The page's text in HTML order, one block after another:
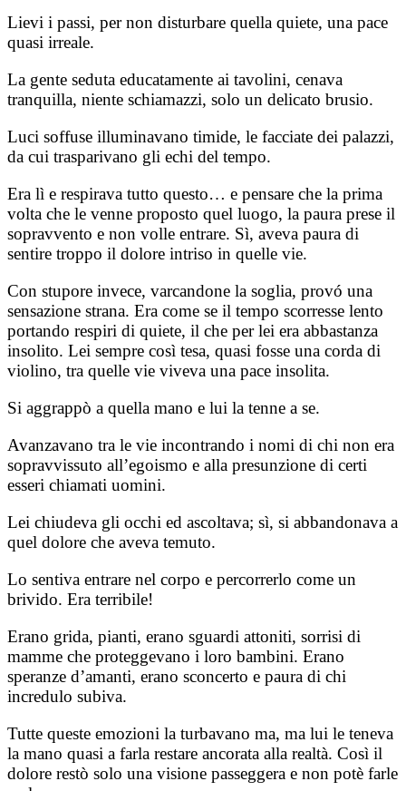
Lievi i passi, per non disturbare quella quiete, una pace
quasi irreale.
La gente seduta educatamente ai tavolini, cenava
tranquilla, niente schiamazzi, solo un delicato brusio.
Luci soffuse illuminavano timide, le facciate dei palazzi,
da cui trasparivano gli echi del tempo.
Era lì e respirava tutto questo… e pensare che la prima
volta che le venne proposto quel luogo, la paura prese il
sopravvento e non volle entrare. Sì, aveva paura di
sentire troppo il dolore intriso in quelle vie.
Con stupore invece, varcandone la soglia, provó una
sensazione strana. Era come se il tempo scorresse lento
portando respiri di quiete, il che per lei era abbastanza
insolito. Lei sempre così tesa, quasi fosse una corda di
violino, tra quelle vie viveva una pace insolita.
Si aggrappò a quella mano e lui la tenne a se.
Avanzavano tra le vie incontrando i nomi di chi non era
sopravvissuto all’egoismo e alla presunzione di certi
esseri chiamati uomini.
Lei chiudeva gli occhi ed ascoltava; sì, si abbandonava a
quel dolore che aveva temuto.
Lo sentiva entrare nel corpo e percorrerlo come un
brivido. Era terribile!
Erano grida, pianti, erano sguardi attoniti, sorrisi di
mamme che proteggevano i loro bambini. Erano
speranze d’amanti, erano sconcerto e paura di chi
incredulo subiva.
Tutte queste emozioni la turbavano ma, ma lui le teneva
la mano quasi a farla restare ancorata alla realtà. Così il
dolore restò solo una visione passeggera e non potè farle